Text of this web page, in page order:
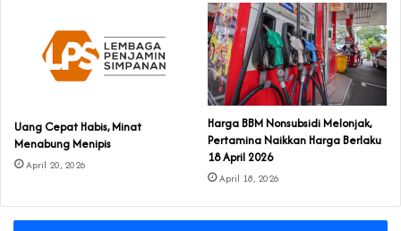
Uang Cepat Habis, Minat
Menabung Menipis
April 20, 2026
Harga BBM Nonsubsidi Melonjak,
Pertamina Naikkan Harga Berlaku
18 April 2026
April 18, 2026